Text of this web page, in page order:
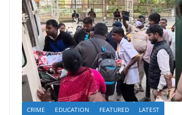
CRIME EDUCATION FEATURED LATEST